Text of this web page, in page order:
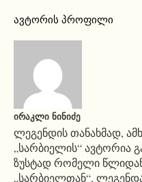
ავტორის პროფილი
ᲘᲠᲐᲙᲚᲘ ᲜᲘᲜᲘᲫᲔ
ლეგენდის თანახმად,
„სარბიელის“ ავტორია
ზუსტად რომელი
„სარბიელთან“,